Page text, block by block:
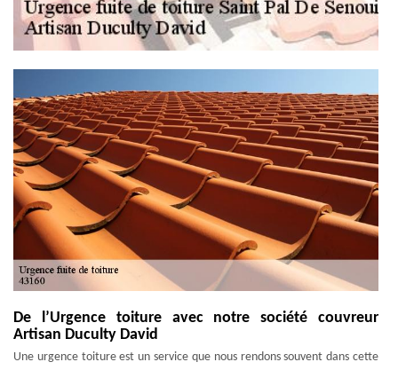
De l’Urgence toiture avec notre société couvreur
Artisan Duculty David
Une urgence toiture est un service que nous rendons souvent dans cette